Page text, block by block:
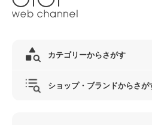
カテゴリーからさがす
ショップ・ブランドからさが